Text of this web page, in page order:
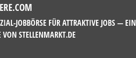
JOBBÖRSE FÜR ATTRAKTIVE JOBS — EIN
VON STELLENMARKT.DE